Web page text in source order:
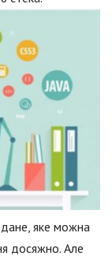
яке можна
досяжно. Але